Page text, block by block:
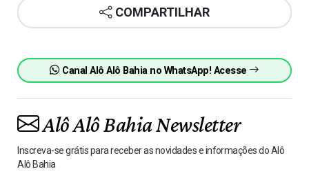
COMPARTILHAR
Canal Alô Alô Bahia no WhatsApp! Acesse
Alô Alô Bahia Newsletter
Inscreva-se grátis para receber as novidades e informações do Alô
Alô Bahia